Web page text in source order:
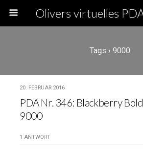
Tags › 9000
20. FEBRUAR 2016
PDA Nr. 346: Blackberry Bold
9000
1 ANTWORT